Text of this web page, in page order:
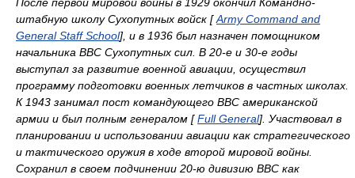
штабную школу Сухопутных войск [Army Command and
General Staff School], и в 1936 был назначен помощником
начальника ВВС Сухопутных сил. В 20-е и 30-е годы
выступал за развитие военной авиации, осуществил
программу подготовки военных летчиков в частных школах.
К 1943 занимал пост командующего ВВС американской
армии и был полным генералом [Full General]. Участвовал в
планировании и использовании авиации как стратегического
и тактического оружия в ходе второй мировой войны.
Сохранил в своем подчинении 20-ю дивизию ВВС как